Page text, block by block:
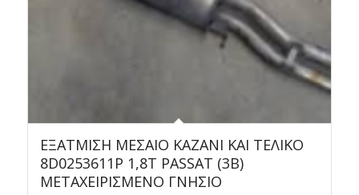
ΕΞΑΤΜΙΣΗ ΜΕΣΑΙΟ ΚΑΖΑΝΙ ΚΑΙ ΤΕΛΙΚΟ
8D0253611P 1,8T PASSAT (3B)
ΜΕΤΑΧΕΙΡΙΣΜΕΝΟ ΓΝΗΣΙΟ